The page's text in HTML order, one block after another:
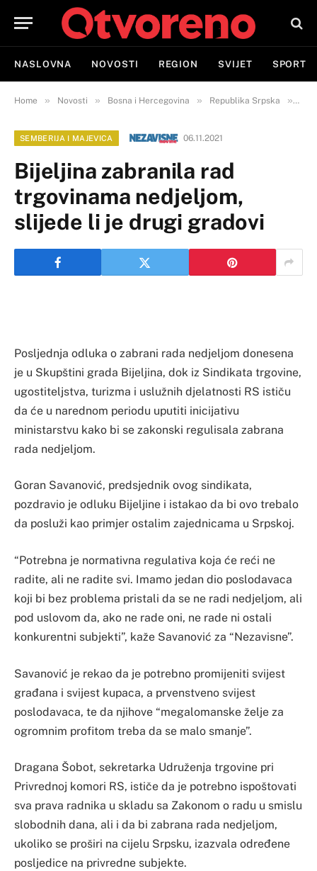
NASLOVNA NOVOSTI REGION SVIJET SPORT
Home » Novosti » Bosna i Hercegovina » Republika Srpska »
SEMBERIJA I MAJEVICA 06.11.2021
Bijeljina zabranila rad
trgovinama nedjeljom,
slijede li je drugi gradovi
Posljednja odluka o zabrani rada nedjeljom donesena
je u Skupštini grada Bijeljina, dok iz Sindikata trgovine,
ugostiteljstva, turizma i uslužnih djelatnosti RS ističu
da će u narednom periodu uputiti inicijativu
ministarstvu kako bi se zakonski regulisala zabrana
rada nedjeljom.
Goran Savanović, predsjednik ovog sindikata,
pozdravio je odluku Bijeljine i istakao da bi ovo trebalo
da posluži kao primjer ostalim zajednicama u Srpskoj.
“Potrebna je normativna regulativa koja će reći ne
radite, ali ne radite svi. Imamo jedan dio poslodavaca
koji bi bez problema pristali da se ne radi nedjeljom, ali
pod uslovom da, ako ne rade oni, ne rade ni ostali
konkurentni subjekti”, kaže Savanović za “Nezavisne”.
Savanović je rekao da je potrebno promijeniti svijest
građana i svijest kupaca, a prvenstveno svijest
poslodavaca, te da njihove “megalomanske želje za
ogromnim profitom treba da se malo smanje”.
Dragana Šobot, sekretarka Udruženja trgovine pri
Privrednoj komori RS, ističe da je potrebno ispoštovati
sva prava radnika u skladu sa Zakonom o radu u smislu
slobodnih dana, ali i da bi zabrana rada nedjeljom,
ukoliko se proširi na cijelu Srpsku, izazvala određene
posljedice na privredne subjekte.